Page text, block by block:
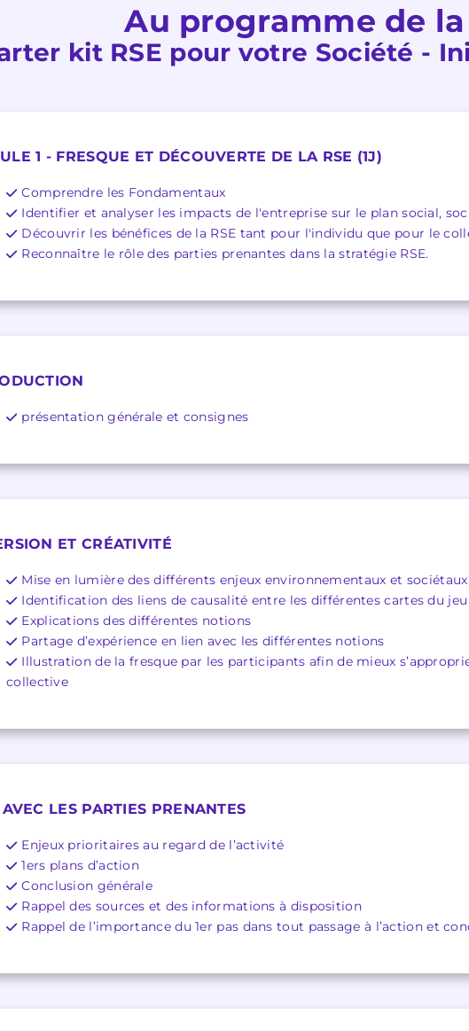
Au programme de
kit RSE pour votre Société -
1 - FRESQUE ET DÉCOUVERTE DE LA RSE (1J)
Comprendre les Fondamentaux
Identifier et analyser les impacts de l'entreprise sur le plan social,
Découvrir les bénéfices de la RSE tant pour l'individu que pour le
Reconnaître le rôle des parties prenantes dans la stratégie RSE.
présentation générale et consignes
ET CRÉATIVITÉ
Mise en lumière des différents enjeux environnementaux et sociétaux
Identification des liens de causalité entre les différentes cartes du jeu
Explications des différentes notions
Partage d’expérience en lien avec les différentes notions
Illustration de la fresque par les participants afin de mieux
collective
LES PARTIES PRENANTES
Enjeux prioritaires au regard de l’activité
1ers plans d’action
Conclusion générale
Rappel des sources et des informations à disposition
Rappel de l’importance du 1er pas dans tout passage à l’action et